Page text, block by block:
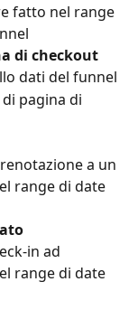
fatto nel range
di checkout
dati del funnel
pagina di
a un
range di date
in ad
range di date